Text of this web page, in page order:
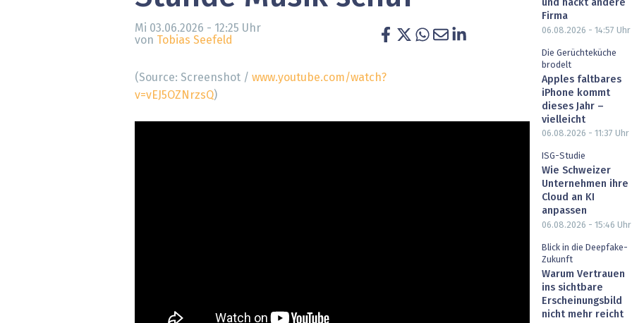
EU-DSGVO
Artificial Intelligence
Fintech & Insurtech
Professional AV & Digital Signage
Mi 03.06.2026 - 12:25 Uhr
von Tobias Seefeld
(Source: Screenshot / www.youtube.com/watch?
v=vEJ5OZNrzsQ)
und hackt andere
Firma
06.08.2026 - 14:57 Uhr
Die Gerüchteküche
brodelt
Apples faltbares
iPhone kommt
dieses Jahr –
vielleicht
06.08.2026 - 11:37 Uhr
ISG-Studie
Wie Schweizer
Unternehmen ihre
Cloud an KI
anpassen
06.08.2026 - 15:46 Uhr
Blick in die Deepfake-
Zukunft
Warum Vertrauen
ins sichtbare
Erscheinungsbild
nicht mehr reicht